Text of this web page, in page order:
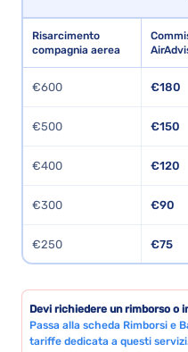
Risarcimento
compagnia aerea
€600 €180
€500 €150
€400 €120
€300 €90
€250 €75
Devi richiedere un rimborso o
Passa alla scheda Rimborsi e
tariffe dedicata a questi